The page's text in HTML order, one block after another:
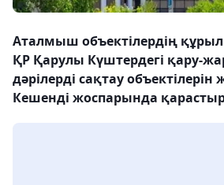
Аталмыш объектілердің
ҚР Қарулы Күштердегі қару-
дәрілерді сақтау объектілерін
Кешенді жоспарында